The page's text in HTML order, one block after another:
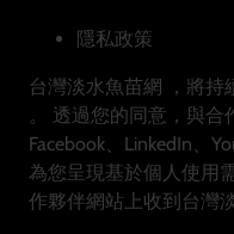
台
新北市鶯
免付費網路電話
隱私政策
台灣淡水魚苗網 ，將持
。 透過您的同意，與合
Facebook、LinkedIn、
為您呈現基於個人使用
作夥伴網站上收到台灣